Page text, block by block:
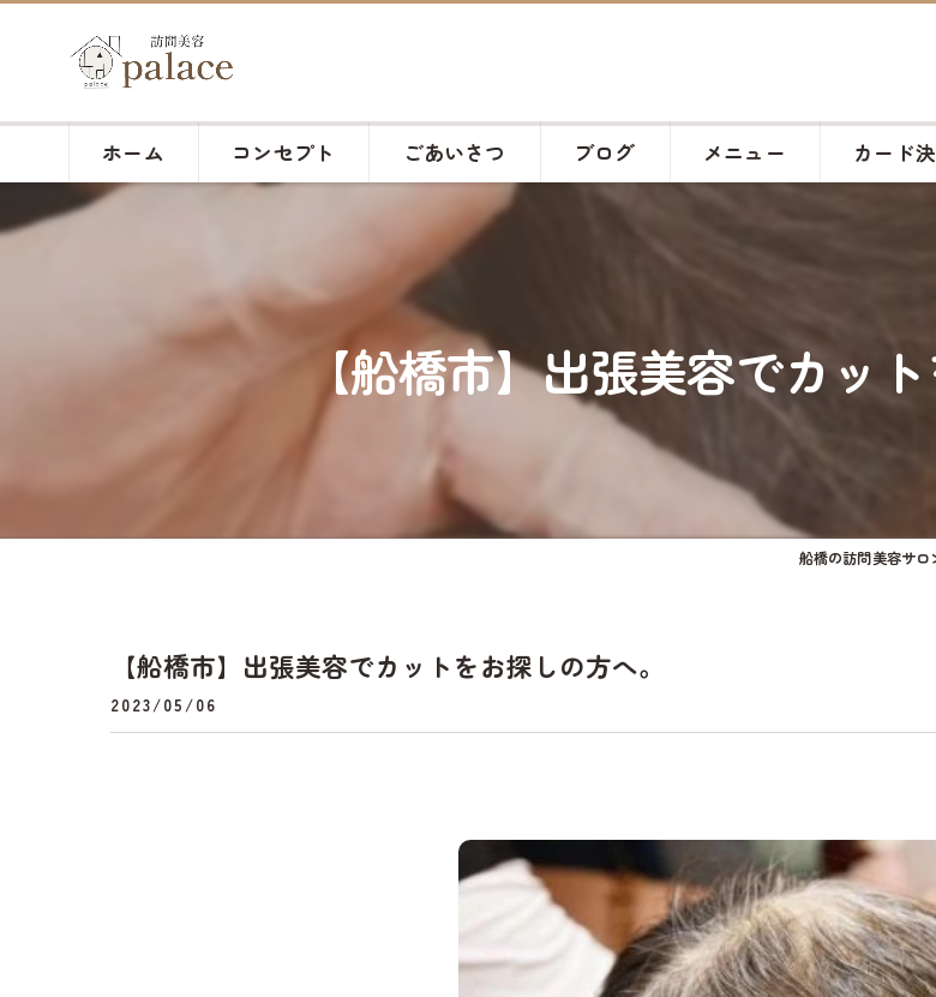
ホーム コンセプト ごあいさつ ブログ メニュー カード
【船橋市】出張美容でカッ
船橋の訪問美容サ
【船橋市】出張美容でカットをお探しの方へ。
2023/05/06